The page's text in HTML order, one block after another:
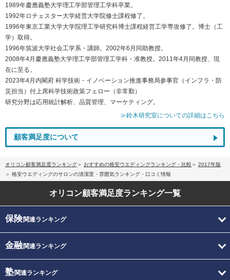
1989年慶應義塾大学理工学部管理工学科卒業。
1992年ロチェスター大学経営大学院修士課程修了。
1996年東京工業大学大学院理工学研究科博士課程経営工学専攻修了。博士（工
学）取得。
1996年筑波大学社会工学系・講師。2002年6月同助教授。
2008年4月慶應義塾大学理工学部管理工学科・准教授。2011年4月同教授、現
在に至る。
2023年4月内閣府 科学技術・イノベーション推進事務局参事官（インフラ・防
災担当）付上席科学技術政策フェロー（非常勤）
研究分野は応用統計解析、品質管理、マーケティング。
≫鈴木研究室についての詳細はこちら
顧客満足度について
オリコン顧客満足度ランキング おすすめの格安ウエディングランキング・比較
2017年版
格安ウエディングのサロンの清潔度・雰囲気ランキング・口コミ情報
オリコン顧客満足度ランキング一覧
保険関連ランキング
金融関連ランキング
塾関連ランキング